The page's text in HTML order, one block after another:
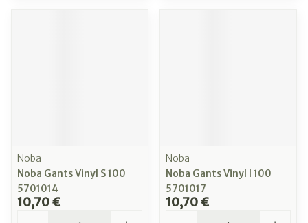
Noba
Noba Gants Vinyl S 100
5701014
10,70 €
Noba
Noba Gants Vinyl l 100
5701017
10,70 €